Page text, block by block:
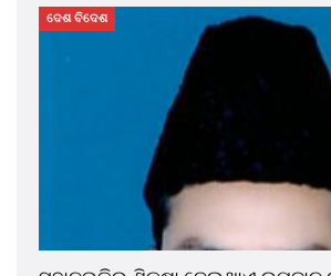
ଦେଶ ବିଦେଶ